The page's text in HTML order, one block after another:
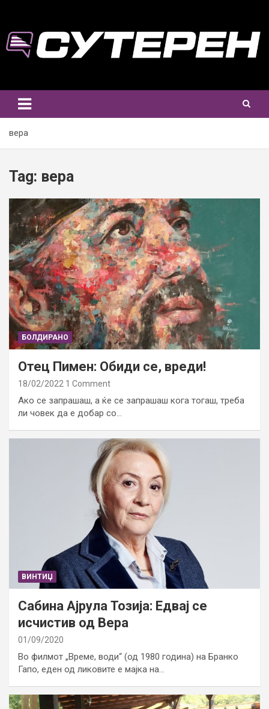
content
вера
Tag: вера
БОЛДИРАНО
Отец Пимен: Обиди се, вреди!
18/02/2022 1 Comment
Ако се запрашаш, а ќе се запрашаш кога тогаш, треба
ли човек да е добар со…
ВИНТИЏ
Сабина Ајрула Тозија: Едвај се
исчистив од Вера
01/09/2020
Во филмот „Време, води“ (од 1980 година) на Бранко
Гапо, еден од ликовите е мајка на…